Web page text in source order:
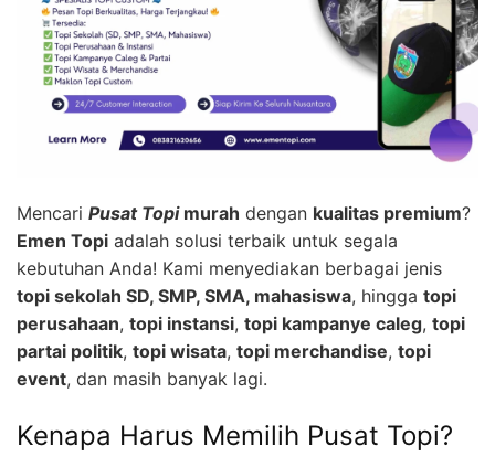
Mencari Pusat Topimurah dengan kualitas premium?
Emen Topi adalah solusi terbaik untuk segala
kebutuhan Anda! Kami menyediakan berbagai jenis
topi sekolah SD, SMP, SMA, mahasiswa, hingga topi
perusahaan, topi instansi, topi kampanye caleg, topi
partai politik, topi wisata, topi merchandise, topi
event, dan masih banyak lagi.
Kenapa Harus Memilih Pusat Topi?